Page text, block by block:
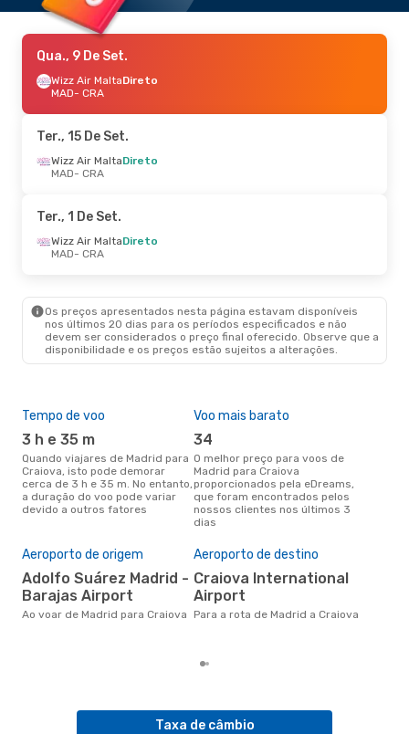
Qua., 9 De Set.
Wizz Air MaltaDireto
MAD- CRA
Ter., 15 De Set.
Wizz Air MaltaDireto
MAD- CRA
Ter., 1 De Set.
Wizz Air MaltaDireto
MAD- CRA
Os preços apresentados nesta página estavam disponíveis
nos últimos 20 dias para os períodos especificados e não
devem ser considerados o preço final oferecido. Observe que a
disponibilidade e os preços estão sujeitos a alterações.
Tempo de voo
3 h e 35 m
Quando viajares de Madrid para
Craiova, isto pode demorar
cerca de 3 h e 35 m. No entanto,
a duração do voo pode variar
devido a outros fatores
Voo mais barato
34
O melhor preço para voos de
Madrid para Craiova
proporcionados pela eDreams,
que foram encontrados pelos
nossos clientes nos últimos 3
dias
Aeroporto de origem
Adolfo Suárez Madrid -
Barajas Airport
Ao voar de Madrid para Craiova
Aeroporto de destino
Craiova International
Airport
Para a rota de Madrid a Craiova
Taxa de câmbio